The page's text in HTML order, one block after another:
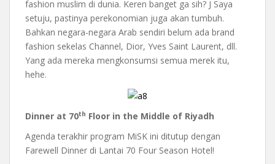
fashion muslim di dunia. Keren banget ga sih? J Saya
setuju, pastinya perekonomian juga akan tumbuh.
Bahkan negara-negara Arab sendiri belum ada brand
fashion sekelas Channel, Dior, Yves Saint Laurent, dll.
Yang ada mereka mengkonsumsi semua merek itu,
hehe.
Dinner at 70th Floor in the Middle of Riyadh
Agenda terakhir program MiSK ini ditutup dengan
Farewell Dinner di Lantai 70 Four Season Hotel!